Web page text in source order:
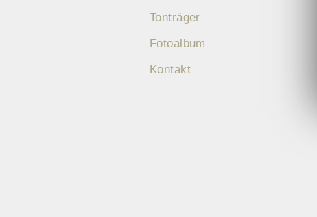
Tonträger
Fotoalbum
Kontakt